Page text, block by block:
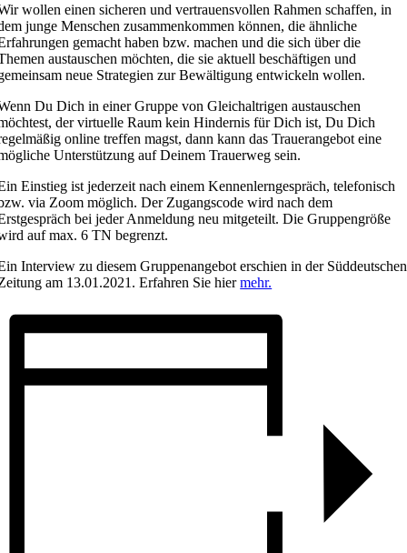
wollen einen sicheren und vertrauensvollen Rahmen schaffen, in
junge Menschen zusammenkommen können, die ähnliche
gemacht haben bzw. machen und die sich über die
austauschen möchten, die sie aktuell beschäftigen und
neue Strategien zur Bewältigung entwickeln wollen.
Du Dich in einer Gruppe von Gleichaltrigen austauschen
der virtuelle Raum kein Hindernis für Dich ist, Du Dich
online treffen magst, dann kann das Trauerangebot eine
Unterstützung auf Deinem Trauerweg sein.
Einstieg ist jederzeit nach einem Kennenlerngespräch, telefonisch
via Zoom möglich. Der Zugangscode wird nach dem
bei jeder Anmeldung neu mitgeteilt. Die Gruppengröße
auf max. 6 TN begrenzt.
Interview zu diesem Gruppenangebot erschien in der Süddeutschen
am 13.01.2021. Erfahren Sie hiermehr.